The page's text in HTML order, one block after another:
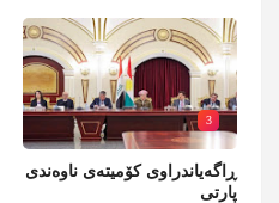
3
ڕاگەیاندراوی کۆمیتەی ناوەندی
پارتی